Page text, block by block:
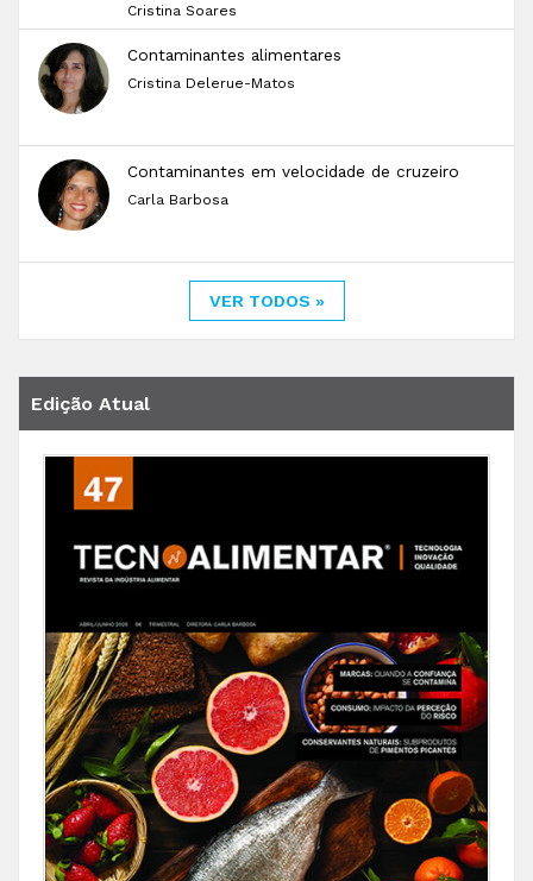
Cristina Soares
Contaminantes alimentares
Cristina Delerue-Matos
Contaminantes em velocidade de cruzeiro
Carla Barbosa
VER TODOS »
Edição Atual